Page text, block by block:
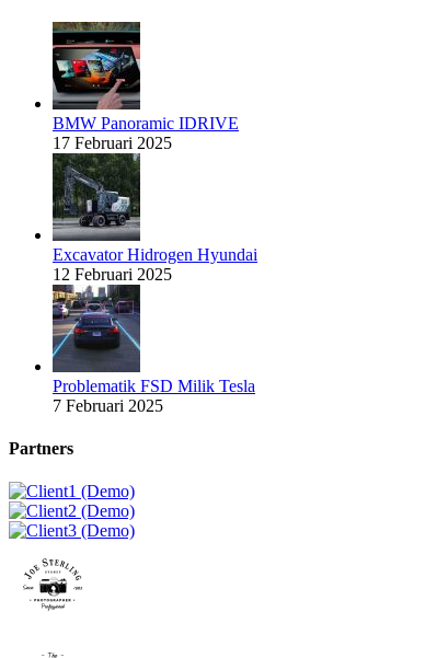
BMW Panoramic IDRIVE
17 Februari 2025
Excavator Hidrogen Hyundai
12 Februari 2025
Problematik FSD Milik Tesla
7 Februari 2025
Partners